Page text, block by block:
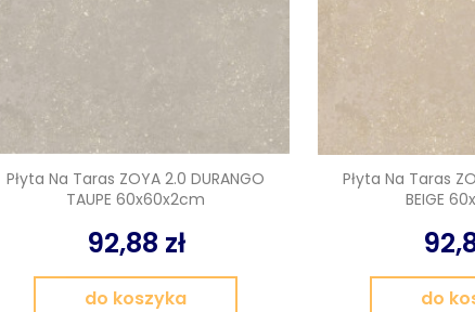
Płyta Na Taras ZOYA 2.0 DURANGO
TAUPE 60x60x2cm
92,88 zł
do koszyka
Płyta Na Taras
BEIGE
do